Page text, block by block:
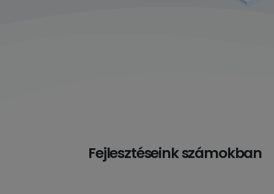
Fejlesztéseink számokban